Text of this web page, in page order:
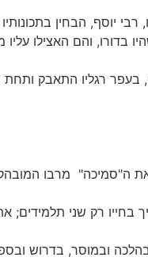
יוסף, הבחין
בדורו, והם האצילו
בעפר רגליו התאבק
ה"סמיכה" מרבו המובהק
רק שני תלמידים; את
ובמוסר, בדרוש